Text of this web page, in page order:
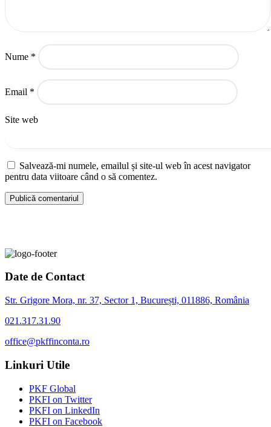
Nume *
Email *
Site web
Salvează-mi numele, emailul și site-ul web în acest navigator
pentru data viitoare când o să comentez.
Date de Contact
Str. Grigore Mora, nr. 37, Sector 1, București, 011886, România
021.317.31.90
office@pkffinconta.ro
Linkuri Utile
PKF Global
PKFI on Twitter
PKFI on LinkedIn
PKFI on Facebook